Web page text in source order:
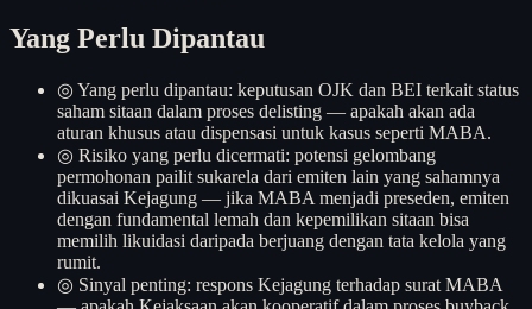
Yang Perlu Dipantau
◎ Yang perlu dipantau: keputusan OJK dan BEI terkait status
saham sitaan dalam proses delisting — apakah akan ada
aturan khusus atau dispensasi untuk kasus seperti MABA.
◎ Risiko yang perlu dicermati: potensi gelombang
permohonan pailit sukarela dari emiten lain yang sahamnya
dikuasai Kejagung — jika MABA menjadi preseden, emiten
dengan fundamental lemah dan kepemilikan sitaan bisa
memilih likuidasi daripada berjuang dengan tata kelola yang
rumit.
◎ Sinyal penting: respons Kejagung terhadap surat MABA